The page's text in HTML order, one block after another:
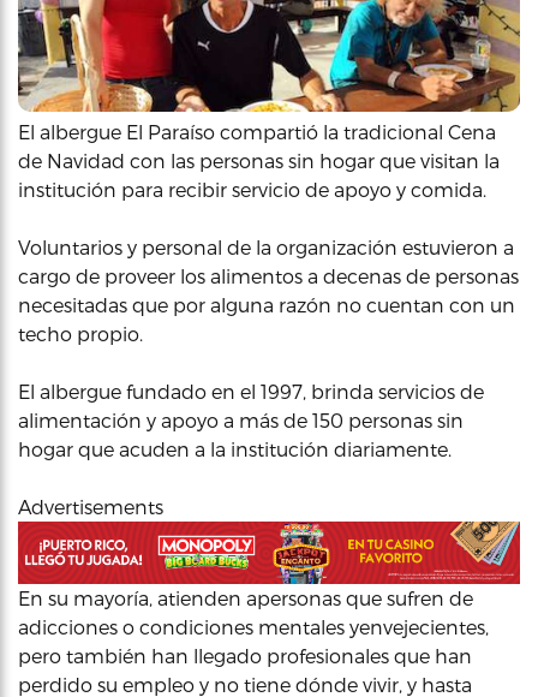
El albergue El Paraíso compartió la tradicional Cena
de Navidad con las personas sin hogar que visitan la
institución para recibir servicio de apoyo y comida.
Voluntarios y personal de la organización estuvieron a
cargo de proveer los alimentos a decenas de personas
necesitadas que por alguna razón no cuentan con un
techo propio.
El albergue fundado en el 1997, brinda servicios de
alimentación y apoyo a más de 150 personas sin
hogar que acuden a la institución diariamente.
Advertisements
En su mayoría, atienden apersonas que sufren de
adicciones o condiciones mentales yenvejecientes,
pero también han llegado profesionales que han
perdido su empleo y no tiene dónde vivir, y hasta